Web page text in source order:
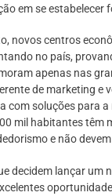
em se estabelecer
novos centros
no país,
apenas nas
de marketing e
com soluções para a
mil habitantes têm
e não
decidem lançar um